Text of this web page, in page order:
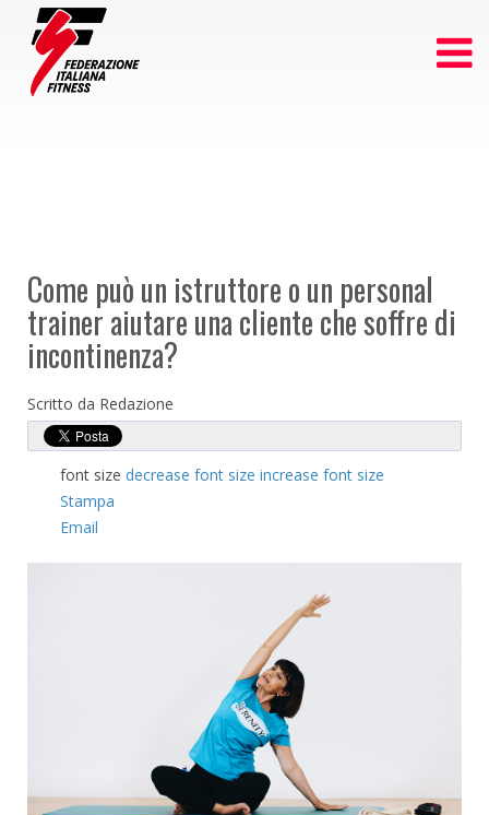
Come può un istruttore o un personal
trainer aiutare una cliente che soffre di
incontinenza?
Scritto da Redazione
font size decrease font size increase font size
Stampa
Email